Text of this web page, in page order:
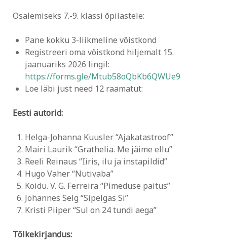
Osalemiseks 7.-9. klassi õpilastele:
Pane kokku 3-liikmeline võistkond
Registreeri oma võistkond hiljemalt 15.
jaanuariks 2026 lingil:
https://forms.gle/Mtub58oQbKb6QWUe9
Loe läbi just need 12 raamatut:
Eesti autorid:
Helga-Johanna Kuusler “Ajakatastroof”
Mairi Laurik “Grathelia. Me jäime ellu”
Reeli Reinaus “Iiris, ilu ja instapildid”
Hugo Vaher “Nutivaba”
Koidu. V. G. Ferreira “Pimeduse paitus”
Johannes Selg “Sipelgas Si”
Kristi Piiper “Sul on 24 tundi aega”
Tõlkekirjandus: